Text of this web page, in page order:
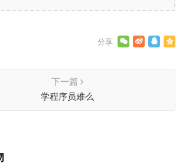
下一篇
学程序员难么